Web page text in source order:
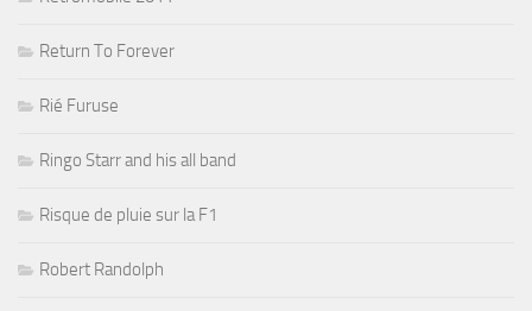
Return To Forever
Rié Furuse
Ringo Starr and his all band
Risque de pluie sur la F1
Robert Randolph